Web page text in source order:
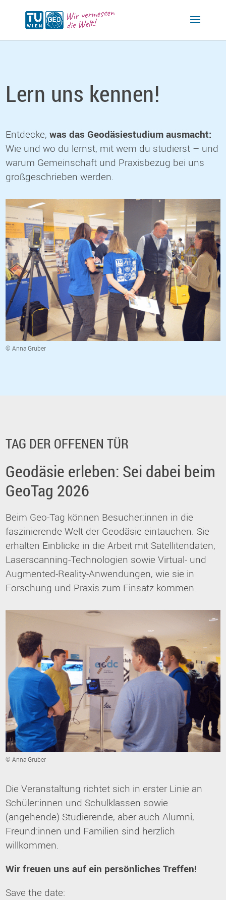
Lern uns kennen!
Entdecke,was das Geodäsiestudium ausmacht:
Wie und wo du lernst, mit wem du studierst – und
warum Gemeinschaft und Praxisbezug bei uns
großgeschrieben werden.
© Anna Gruber
TAG DER OFFENEN TÜR
Geodäsie erleben: Sei dabei beim
GeoTag 2026
Beim Geo-Tag können Besucher:innen in die
faszinierende Welt der Geodäsie eintauchen. Sie
erhalten Einblicke in die Arbeit mit Satellitendaten,
Laserscanning-Technologien sowie Virtual- und
Augmented-Reality-Anwendungen, wie sie in
Forschung und Praxis zum Einsatz kommen.
© Anna Gruber
Die Veranstaltung richtet sich in erster Linie an
Schüler:innen und Schulklassen sowie
(angehende) Studierende, aber auch Alumni,
Freund:innen und Familien sind herzlich
willkommen.
Wir freuen uns auf ein persönliches Treffen!
Save the date: